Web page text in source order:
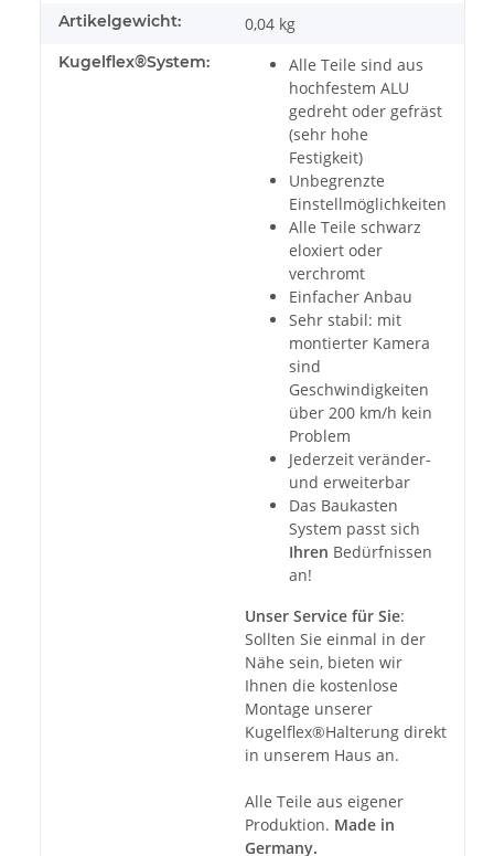
Artikelgewicht: 0,04 kg
Kugelflex®System:
Alle Teile sind aus
hochfestem ALU
gedreht oder gefräst
(sehr hohe
Festigkeit)
Unbegrenzte
Einstellmöglichkeiten
Alle Teile schwarz
eloxiert oder
verchromt
Einfacher Anbau
Sehr stabil: mit
montierter Kamera
sind
Geschwindigkeiten
über 200 km/h kein
Problem
Jederzeit veränder-
und erweiterbar
Das Baukasten
System passt sich
Ihren Bedürfnissen
an!
Unser Service für Sie:
Sollten Sie einmal in der
Nähe sein, bieten wir
Ihnen die kostenlose
Montage unserer
Kugelflex®Halterung direkt
in unserem Haus an.
Alle Teile aus eigener
Produktion. Made in
Germany.